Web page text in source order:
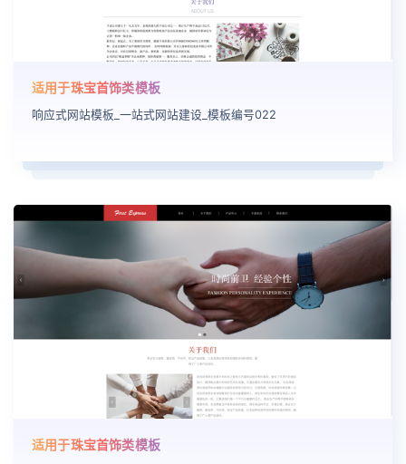
适用于珠宝首饰类模板
响应式网站模板_一站式网站建设_模板编号022
适用于珠宝首饰类模板